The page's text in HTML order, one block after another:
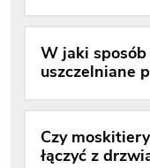
W jaki sposób
uszczelniane
Czy
łączyć z